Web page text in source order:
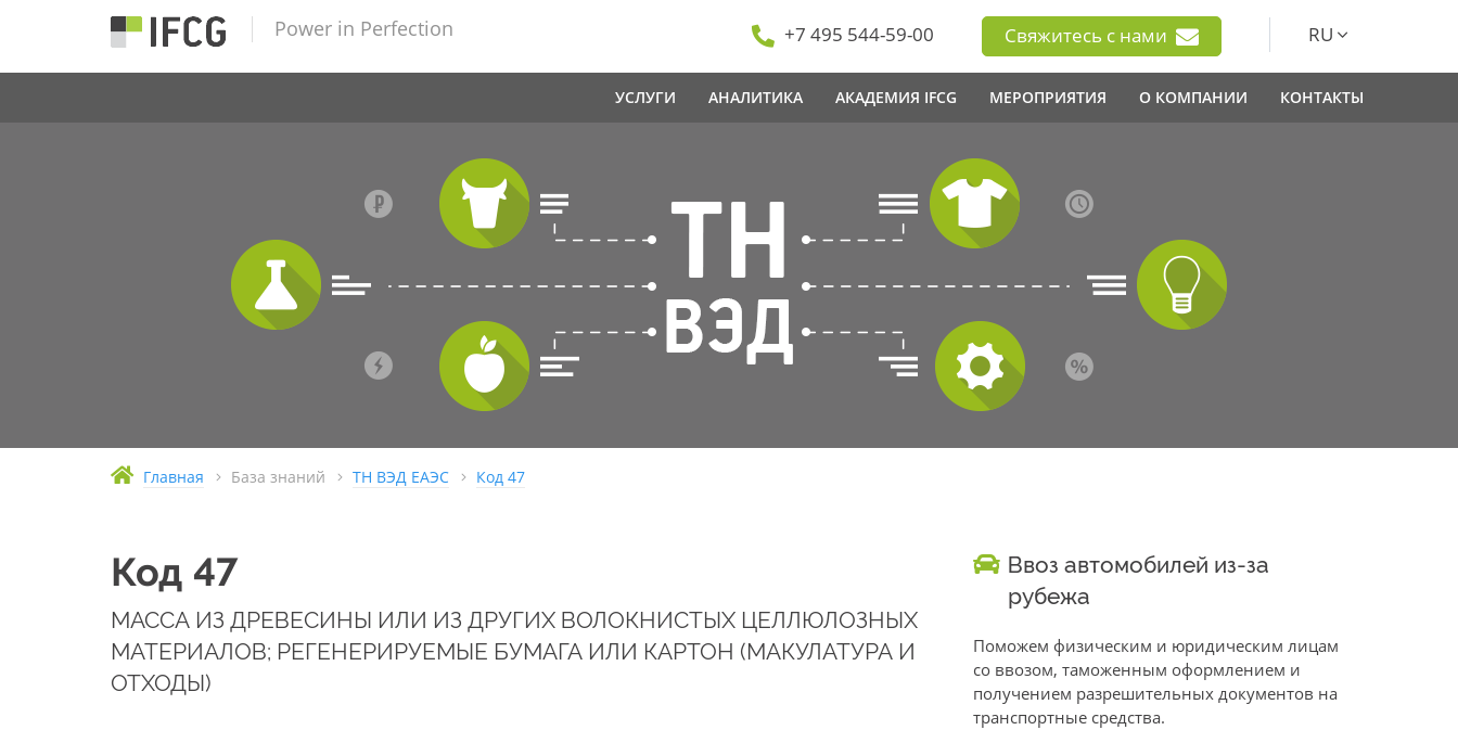
Power in Perfection +7 495 544-59-00 Свяжитесь с нами RU
УСЛУГИ АНАЛИТИКА АКАДЕМИЯ IFCG МЕРОПРИЯТИЯ О КОМПАНИИ КОНТАКТЫ
Главная База знаний ТН ВЭД ЕАЭС Код 47
Код 47
МАССА ИЗ ДРЕВЕСИНЫ ИЛИ ИЗ ДРУГИХ ВОЛОКНИСТЫХ ЦЕЛЛЮЛОЗНЫХ
МАТЕРИАЛОВ; РЕГЕНЕРИРУЕМЫЕ БУМАГА ИЛИ КАРТОН (МАКУЛАТУРА И
ОТХОДЫ)
Ввоз автомобилей из-за
рубежа
Поможем физическим и юридическим лицам
со ввозом, таможенным оформлением и
получением разрешительных документов на
транспортные средства.